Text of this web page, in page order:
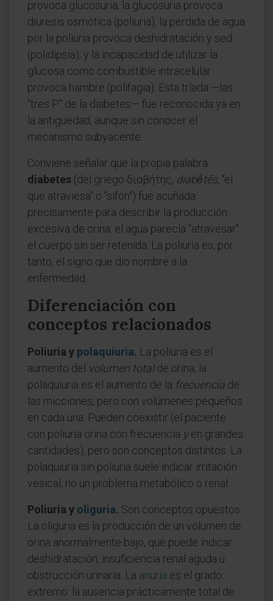
provoca glucosuria, la glucosuria provoca
diuresis osmótica (poliuria), la pérdida de agua
por la poliuria provoca deshidratación y sed
(polidipsia), y la incapacidad de utilizar la
glucosa como combustible intracelular
provoca hambre (polifagia). Esta tríada —las
"tres P" de la diabetes— fue reconocida ya en
la antigüedad, aunque sin conocer el
mecanismo subyacente.
Conviene señalar que la propia palabra
diabetes (del griego διαβήτης, diabḗtēs, "el
que atraviesa" o "sifón") fue acuñada
precisamente para describir la producción
excesiva de orina: el agua parecía "atravesar"
el cuerpo sin ser retenida. La poliuria es, por
tanto, el signo que dio nombre a la
enfermedad.
Diferenciación con
conceptos relacionados
Poliuria y polaquiuria. La poliuria es el
aumento del volumen totalde orina; la
polaquiuria es el aumento de la frecuencia de
las micciones, pero con volúmenes pequeños
en cada una. Pueden coexistir (el paciente
con poliuria orina con frecuencia yen grandes
cantidades), pero son conceptos distintos. La
polaquiuria sin poliuria suele indicar irritación
vesical, no un problema metabólico o renal.
Poliuria y oliguria. Son conceptos opuestos.
La oliguria es la producción de un volumen de
orina anormalmente bajo, que puede indicar
deshidratación, insuficiencia renal aguda u
obstrucción urinaria. La anuria es el grado
extremo: la ausencia prácticamente total de